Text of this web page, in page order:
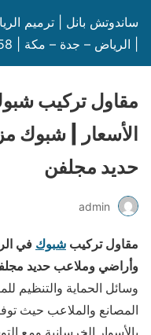
ساندوتش بانل | ترميم
| الرياض – جدة – مكة | 0566100358
مقاول تركيب
الأسعار | شبوك
حديد مجلفن
admin
مقاول تركيب شبوك في
وأراضي وملاعب حديد
وسائل الحماية والتنظيم
المصانع والملاعب حيث
بالأسوار الخرسانية ومع